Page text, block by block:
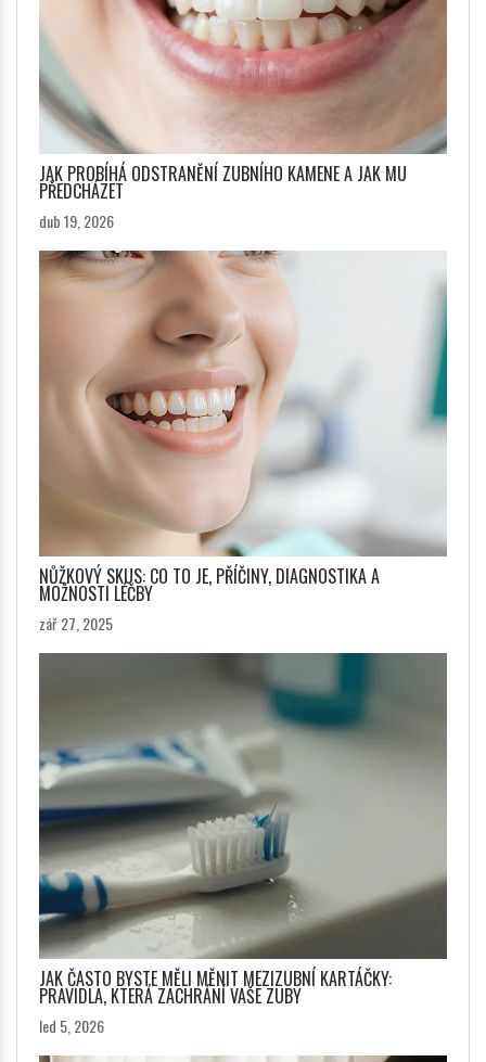
JAK PROBÍHÁ ODSTRANĚNÍ ZUBNÍHO KAMENE A JAK MU
PŘEDCHÁZET
dub 19, 2026
NŮŽKOVÝ SKUS: CO TO JE, PŘÍČINY, DIAGNOSTIKA A
MOŽNOSTI LÉČBY
zář 27, 2025
JAK ČASTO BYSTE MĚLI MĚNIT MEZIZUBNÍ KARTÁČKY:
PRAVIDLA, KTERÁ ZACHRÁNÍ VAŠE ZUBY
led 5, 2026